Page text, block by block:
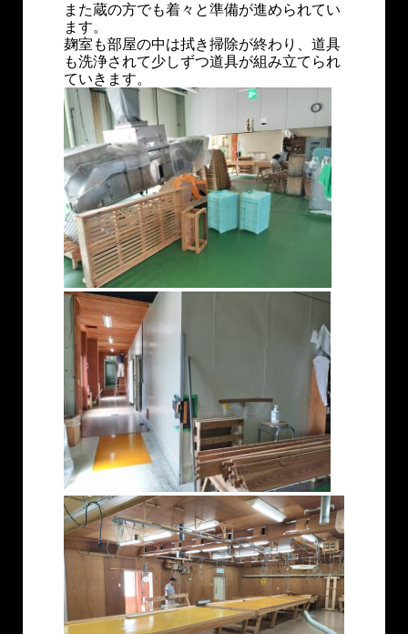
また蔵の方でも着々と準備が進められてい
ます。
麹室も部屋の中は拭き掃除が終わり、道具
も洗浄されて少しずつ道具が組み立てられ
ていきます。